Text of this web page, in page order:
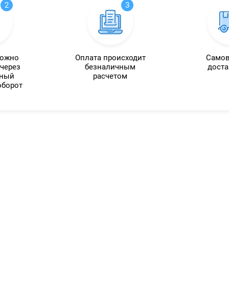
2 3
Оплата происходит
безналичным
расчетом